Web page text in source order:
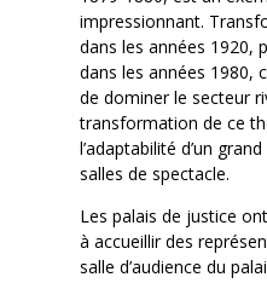
impressionnant.
dans les années 1920,
dans les années 1980,
de dominer le secteur
transformation de ce
l’adaptabilité d’un
salles de spectacle.
Les palais de justice
à accueillir des
salle d’audience du